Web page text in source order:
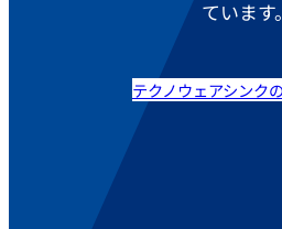
ています。
テクノウェアシンク